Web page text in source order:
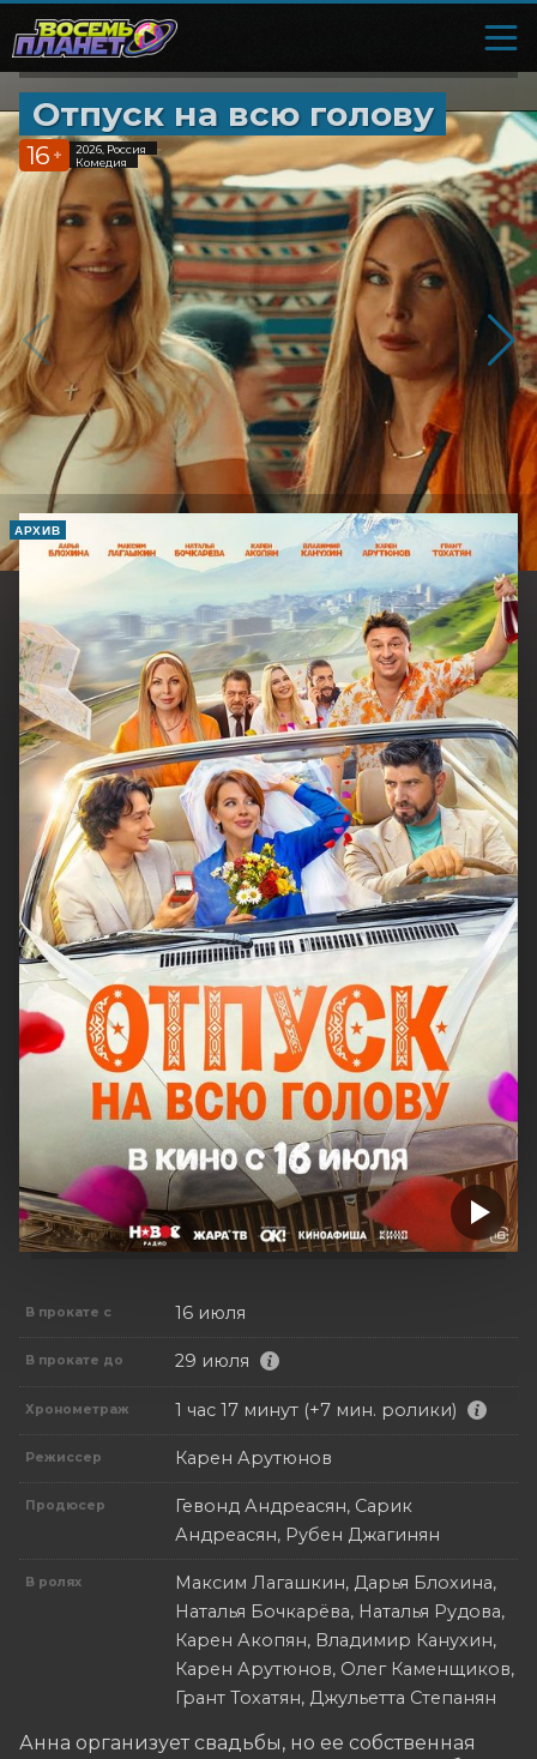
Отпуск на всю голову
16 +
2026, Россия
Комедия
АРХИВ
В прокате с 16 июля
В прокате до 29 июля
Хронометраж 1 час 17 минут (+7 мин. ролики)
Режиссер Карен Арутюнов
Продюсер
Гевонд Андреасян, Сарик
Андреасян, Рубен Джагинян
В ролях
Максим Лагашкин, Дарья Блохина,
Наталья Бочкарёва, Наталья Рудова,
Карен Акопян, Владимир Канухин,
Карен Арутюнов, Олег Каменщиков,
Грант Тохатян, Джульетта Степанян
Анна организует свадьбы, но ее собственная